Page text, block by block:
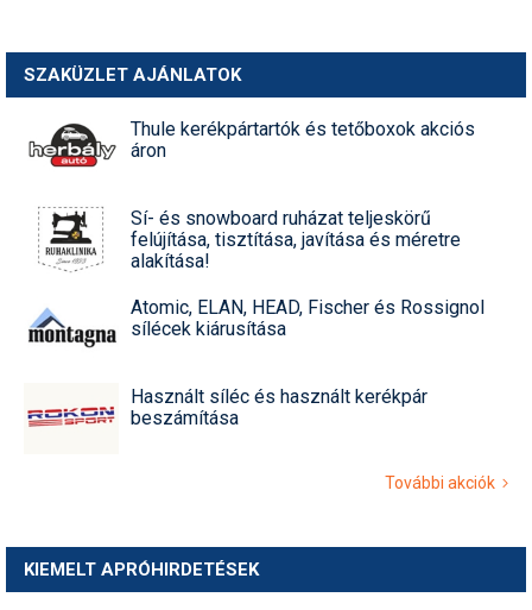
SZAKÜZLET AJÁNLATOK
Thule kerékpártartók és tetőboxok akciós
áron
Sí- és snowboard ruházat teljeskörű
felújítása, tisztítása, javítása és méretre
alakítása!
Atomic, ELAN, HEAD, Fischer és Rossignol
sílécek kiárusítása
Használt síléc és használt kerékpár
beszámítása
További akciók
KIEMELT APRÓHIRDETÉSEK